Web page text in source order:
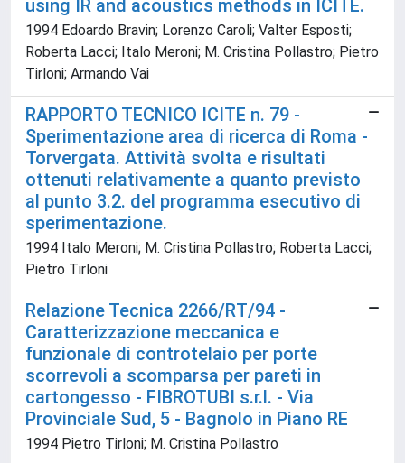
using IR and acoustics methods in ICITE.
1994 Edoardo Bravin; Lorenzo Caroli; Valter Esposti;
Roberta Lacci; Italo Meroni; M. Cristina Pollastro; Pietro
Tirloni; Armando Vai
RAPPORTO TECNICO ICITE n. 79 -
Sperimentazione area di ricerca di Roma -
Torvergata. Attività svolta e risultati
ottenuti relativamente a quanto previsto
al punto 3.2. del programma esecutivo di
sperimentazione.
1994 Italo Meroni; M. Cristina Pollastro; Roberta Lacci;
Pietro Tirloni
Relazione Tecnica 2266/RT/94 -
Caratterizzazione meccanica e
funzionale di controtelaio per porte
scorrevoli a scomparsa per pareti in
cartongesso - FIBROTUBI s.r.l. - Via
Provinciale Sud, 5 - Bagnolo in Piano RE
1994 Pietro Tirloni; M. Cristina Pollastro